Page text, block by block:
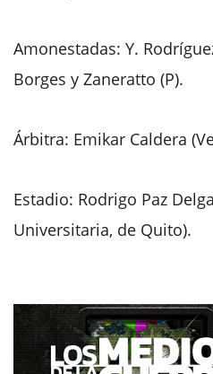
Amonestadas: Y.
Borges y Zaneratto (P).
Árbitra: Emikar Caldera
Estadio: Rodrigo Paz
Universitaria, de Quito).